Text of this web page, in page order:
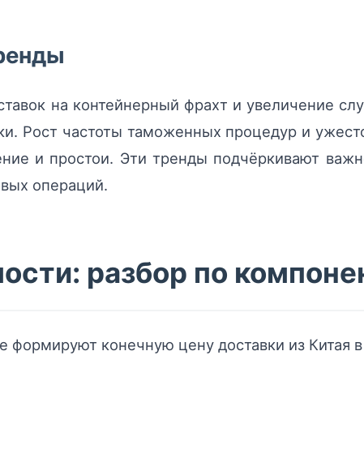
на контейнерный фрахт и увеличение
Рост частоты таможенных процедур и
и простои. Эти тренды подчёркивают
операций.
разбор по
конечную цену доставки из Китая в